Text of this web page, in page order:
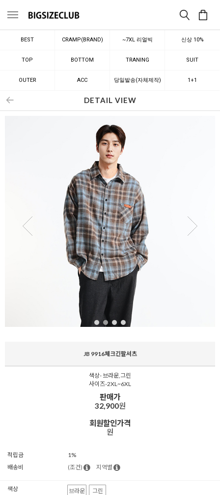
메뉴
BEST CRAMP(BRAND) ~7XL 리얼빅 신상 10%
TOP BOTTOM TRANING SUIT
OUTER ACC 당일발송(자체제작) 1+1
DETAIL VIEW
JB 9916체크긴팔셔츠
색상- 브라운,그린
사이즈-2XL~6XL
판매가
32,900원
회원할인가격
원
적립금
1%
배송비
(조건) 지역별
색상 브라운 그린